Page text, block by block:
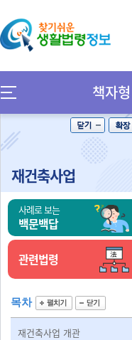
책자형
재건축사업
사례로 보는
백문백답
관련법령
목차
재건축사업 개관